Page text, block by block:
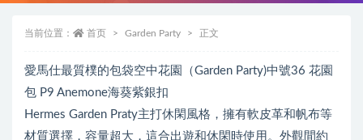
当前位置： 首页 Garden Party 正文
愛馬仕最質樸的包袋空中花園（Garden Party)中號36 花園
包 P9 Anemone海葵紫銀扣
Hermes Garden Praty主打休閑風格，擁有軟皮革和帆布等
材質選擇，容量超大，這合出遊和休閑時使用。外觀間約